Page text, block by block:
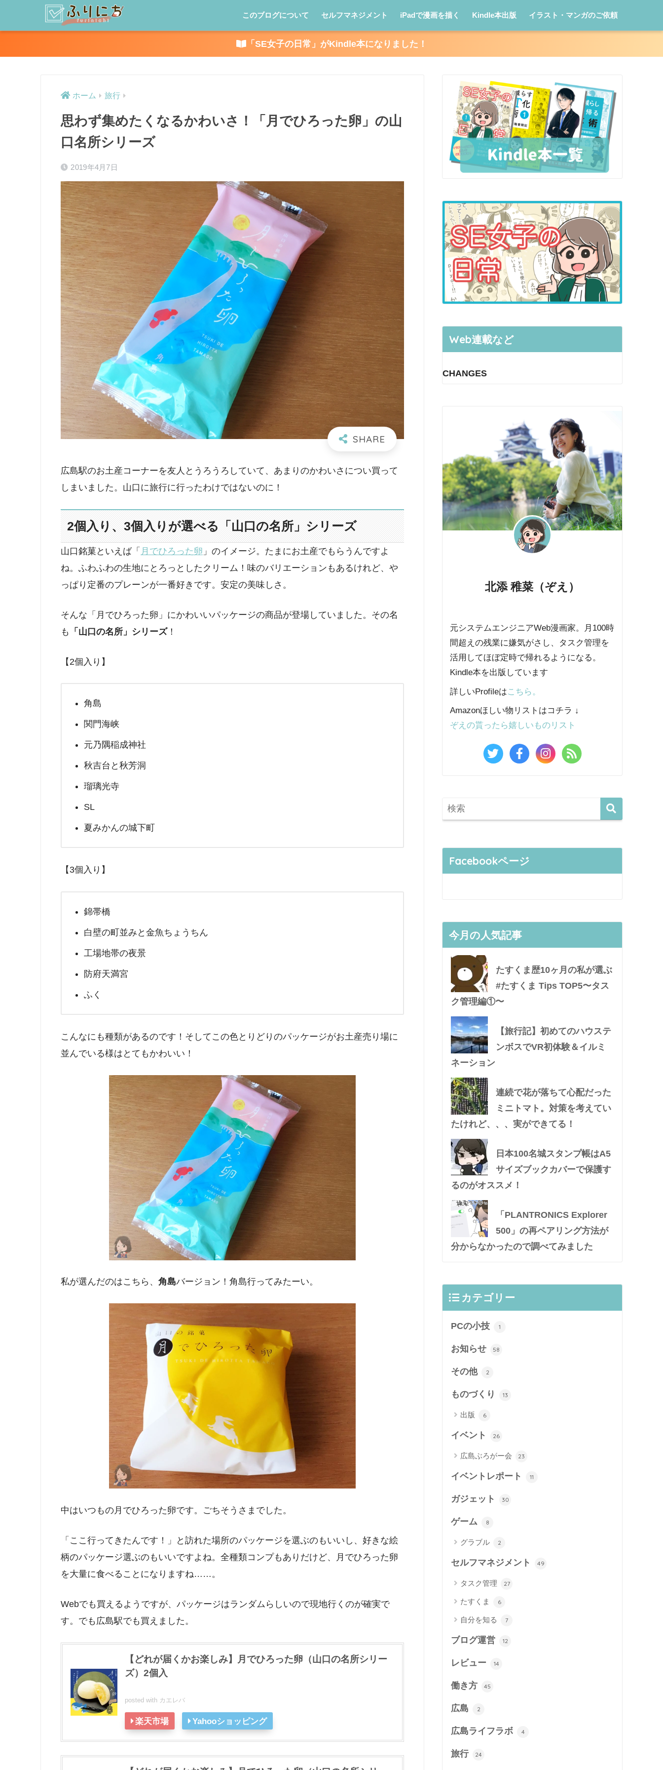
このブログについて セルフマネジメント iPadで漫画を描く Kindle本出版 イラスト・マンガのご依頼
「SE女子の日常」がKindle本になりました！
ホーム 旅行
思わず集めたくなるかわいさ！「月でひろった卵」の山
口名所シリーズ
2019年4月7日
広島駅のお土産コーナーを友人とうろうろしていて、あまりのかわいさについ買って
しまいました。山口に旅行に行ったわけではないのに！
2個入り、3個入りが選べる「山口の名所」シリーズ
山口銘菓といえば「 月でひろった卵 」のイメージ。たまにお土産でもらうんですよ
ね。ふわふわの生地にとろっとしたクリーム！味のバリエーションもあるけれど、や
っぱり定番のプレーンが一番好きです。安定の美味しさ。
そんな「月でひろった卵」にかわいいパッケージの商品が登場していました。その名
も
「山口の名所」シリーズ！
【2個入り】
角島
関門海峡
元乃隅稲成神社
秋吉台と秋芳洞
瑠璃光寺
SL
夏みかんの城下町
【3個入り】
錦帯橋
白壁の町並みと金魚ちょうちん
工場地帯の夜景
防府天満宮
ふく
こんなにも種類があるのです！そしてこの色とりどりのパッケージがお土産売り場に
並んでいる様はとてもかわいい！
私が選んだのはこちら、 角島バージョン！角島行ってみたーい。
中はいつもの月でひろった卵です。ごちそうさまでした。
「ここ行ってきたんです！」と訪れた場所のパッケージを選ぶのもいいし、好きな絵
柄のパッケージ選ぶのもいいですよね。全種類コンプもありだけど、月でひろった卵
を大量に食べることになりますね……。
Webでも買えるようですが、パッケージはランダムらしいので現地行くのが確実で
す。でも広島駅でも買えました。
【どれが届くかお楽しみ】月でひろった卵（山口の名所シリー
ズ）2個入
posted with カエレバ
楽天市場 Yahooショッピング
Web連載など
CHANGES
北添 稚菜（ぞえ）
元システムエンジニアWeb漫画家。月100時
間超えの残業に嫌気がさし、タスク管理を
活用してほぼ定時で帰れるようになる。
Kindle本を出版しています
詳しいProfileはこちら。
Amazonほしい物リストはコチラ ↓
ぞえの貰ったら嬉しいものリスト
Facebookページ
今月の人気記事
たすくま歴10ヶ月の私が選ぶ
#たすくま Tips TOP5〜タス
ク管理編①〜
【旅行記】初めてのハウステ
ンボスでVR初体験＆イルミ
ネーション
連続で花が落ちて心配だった
ミニトマト。対策を考えてい
たけれど、、、実ができてる！
日本100名城スタンプ帳はA5
サイズブックカバーで保護す
るのがオススメ！
「PLANTRONICS Explorer
500」の再ペアリング方法が
分からなかったので調べてみました
カテゴリー
PCの小技 1
お知らせ 58
その他 2
ものづくり 13
出版 6
イベント 26
広島ぶろがー会 23
イベントレポート 11
ガジェット 30
ゲーム 8
グラブル 2
セルフマネジメント 49
タスク管理 27
たすくま 6
自分を知る 7
ブログ運営 12
レビュー 14
働き方 45
広島 2
広島ライフラボ 4
旅行 24